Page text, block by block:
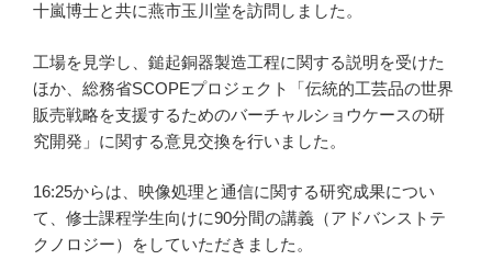
十嵐博士と共に燕市玉川堂を訪問しました。
工場を見学し、鎚起銅器製造工程に関する説明を受けた
ほか、総務省SCOPEプロジェクト「伝統的工芸品の世界
販売戦略を支援するためのバーチャルショウケースの研
究開発」に関する意見交換を行いました。
16:25からは、映像処理と通信に関する研究成果につい
て、修士課程学生向けに90分間の講義（アドバンストテ
クノロジー）をしていただきました。